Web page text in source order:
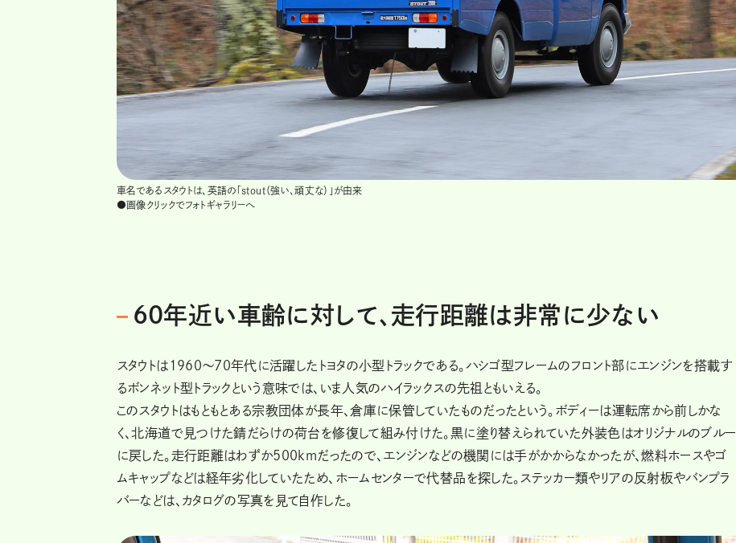
車名であるスタウトは、英語の「stout（強い、頑丈な）」が由来
●画像クリックでフォトギャラリーへ
60年近い車齢に対して、走行距離は非常に少ない
スタウトは1960～70年代に活躍したトヨタの小型トラックである。ハシゴ型フレームのフロント部にエンジンを搭載す
るボンネット型トラックという意味では、いま人気のハイラックスの先祖ともいえる。
このスタウトはもともとある宗教団体が長年、倉庫に保管していたものだったという。ボディーは運転席から前しかな
く、北海道で見つけた錆だらけの荷台を修復して組み付けた。黒に塗り替えられていた外装色はオリジナルのブルー
に戻した。走行距離はわずか500kmだったので、エンジンなどの機関には手がかからなかったが、燃料ホースやゴ
ムキャップなどは経年劣化していたため、ホームセンターで代替品を探した。ステッカー類やリアの反射板やバンプラ
バーなどは、カタログの写真を見て自作した。